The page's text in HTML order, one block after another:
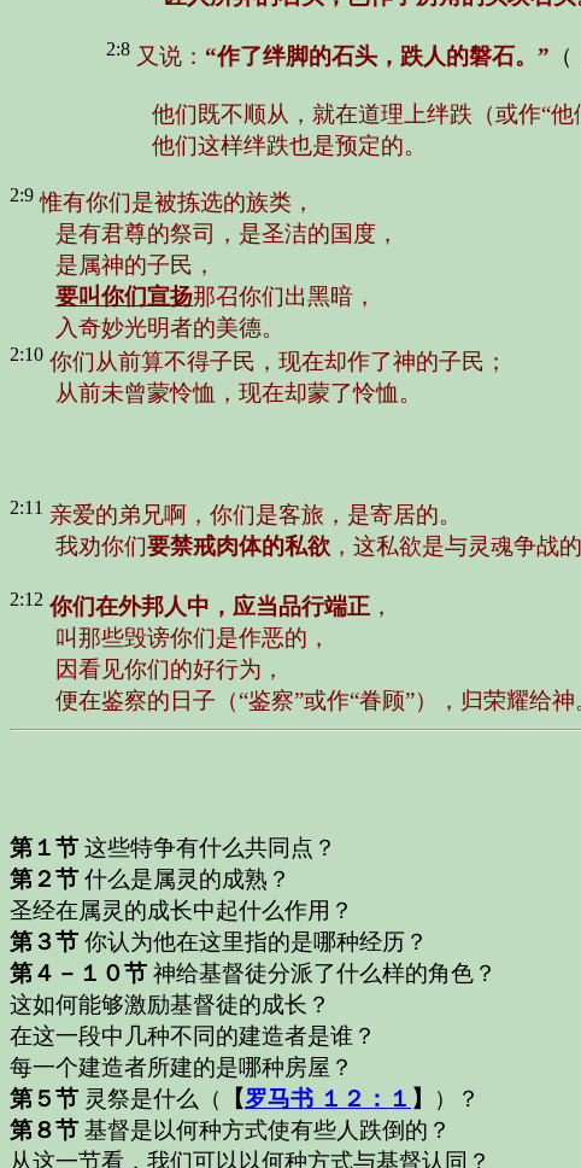
2:8 又说： “作了绊脚的石头，跌人的磐石。”
他们既不顺从，就在道理上绊跌（或作“他
他们这样绊跌也是预定的。
2:9 惟有你们是被拣选的族类，
是有君尊的祭司，是圣洁的国度，
是属神的子民，
要叫你们宣扬那召你们出黑暗，
入奇妙光明者的美德。
2:10 你们从前算不得子民，现在却作了神的子民；
从前未曾蒙怜恤，现在却蒙了怜恤。
2:11 亲爱的弟兄啊，你们是客旅，是寄居的。
我劝你们要禁戒肉体的私欲 ，这私欲是与灵魂争战的
2:12 你们在外邦人中，应当品行端正 ，
叫那些毁谤你们是作恶的，
因看见你们的好行为，
便在鉴察的日子（“鉴察”或作“眷顾”），归荣耀给神
第１节 这些特争有什么共同点？
第２节 什么是属灵的成熟？
圣经在属灵的成长中起什么作用？
第３节 你认为他在这里指的是哪种经历？
第４－１０节 神给基督徒分派了什么样的角色？
这如何能够激励基督徒的成长？
在这一段中几种不同的建造者是谁？
每一个建造者所建的是哪种房屋？
第５节 灵祭是什么（ 【罗马书 １２：１ 】
）？
第８节 基督是以何种方式使有些人跌倒的？
从这一节看，我们可以以何种方式与基督认同？